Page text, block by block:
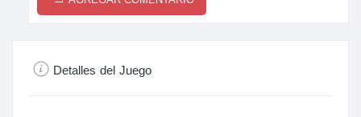
Detalles del Juego